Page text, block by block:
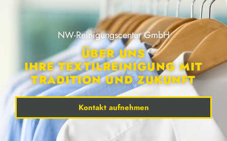
NW-Reinigungscenter GmbH
ÜBER UNS
IHRE TEXTILREINIGUNG MIT
TRADITION UND ZUKUNFT
Kontakt aufnehmen